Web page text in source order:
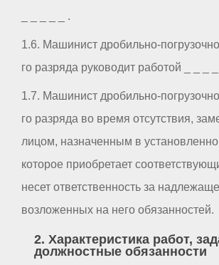
_ _ _ _ _ .
1.6. Машинист дробильно-
го разряда руководит работой _ _ _
1.7. Машинист дробильно-
го разряда во время отсутствия,
лицом, назначенным в
которое приобретает
несет ответственность за
возложенных на него обязанностей.
2. Характеристика работ,
должностные обязанности